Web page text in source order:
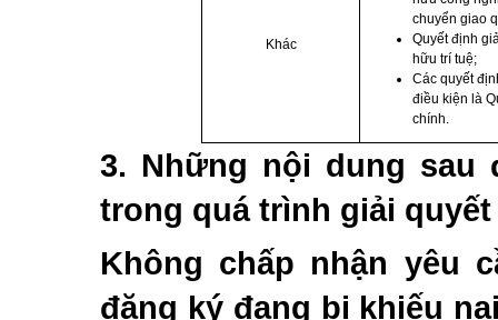
Khác
chuyển giao
Quyết định
hữu trí tuệ;
Các quyết
điều kiện là
chính.
3. Những nội dung sau
trong quá trình giải
Không chấp nhận yêu
đăng ký đang bị khiếu